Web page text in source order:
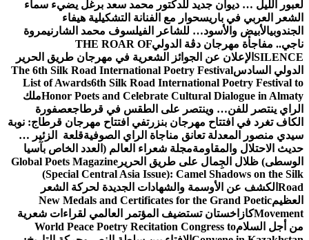
لعبور الليل … ديوان جديد للدكتور محمد سعد برغل يضيء سماء
الشعر العربي في باريسحوار مع الفنانة التشكيلية هيفاء
الجندوبيالأبيض والأسود… للشاعر الفيلسوف محمد الشارنيمروة
ناجي.. مفاجأة مهرجان دڨة الدوليTHE ROAR OF
SILENCE الإعلان عن الجوائز الشعرية في مهرجان طريق الحرير
الدولي السادسThe 6th Silk Road International Poetry Festival
List of Awards6th Silk Road International Poetry Festival to
Honor Poets and Celebrate Cultural Dialogue in Almatyملك
الراي ينتصر للفن… وينتصر على الطقس في قرطاجعصفورة
الكاف تغرد في افتتاح مهرجان بنزرتفي افتتاح مهرجان قرطاج: نوبة
سيدي منصور المعدلة تعانق مناجاة الراي الصوفيةقلعة الزئير …
حديث الاحتلال والمقاومةمجلة شعراء العالم (العدد الخاص بآسيا
الوسطى) ظلال الجِمال على طريق الحرير Global Poets Magazine
(Special Central Asia Issue): Camel Shadows on the Silk
Road الكشف عن الأوسمة والشهادات الجديدة لحركة الشعر
العظيمNew Medals and Certificates for the Grand Poetic
Movementكازاخستان تستضيف المؤتمر العالمي لقراءات شعرية
من أجل السلامWorld Peace Poetry Recitation Congress to